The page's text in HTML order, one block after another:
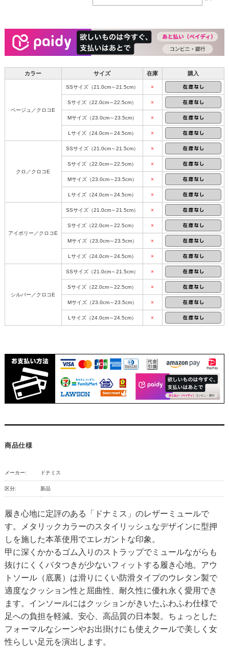
カラー サイズ 在庫 購入
ベージュ／クロコE
SSサイズ（21.0cm～21.5cm） ×
Sサイズ（22.0cm～22.5cm） ×
Mサイズ（23.0cm～23.5cm） ×
Lサイズ（24.0cm～24.5cm） ×
クロ／クロコE
SSサイズ（21.0cm～21.5cm） ×
Sサイズ（22.0cm～22.5cm） ×
Mサイズ（23.0cm～23.5cm） ×
Lサイズ（24.0cm～24.5cm） ×
アイボリー／クロコE
SSサイズ（21.0cm～21.5cm） ×
Sサイズ（22.0cm～22.5cm） ×
Mサイズ（23.0cm～23.5cm） ×
Lサイズ（24.0cm～24.5cm） ×
シルバー／クロコE
SSサイズ（21.0cm～21.5cm） ×
Sサイズ（22.0cm～22.5cm） ×
Mサイズ（23.0cm～23.5cm） ×
Lサイズ（24.0cm～24.5cm） ×
商品仕様
メーカー: ドナミス
区分: 新品
履き心地に定評のある「ドナミス」のレザーミュールで
す。メタリックカラーのスタイリッシュなデザインに型押
しを施した本革使用でエレガントな印象。
甲に深くかかるゴム入りのストラップでミュールながらも
抜けにくくバタつきが少ないフィットする履き心地。アウ
トソール（底裏）は滑りにくい防滑タイプのウレタン製で
適度なクッション性と屈曲性、耐久性に優れ永く愛用でき
ます。インソールにはクッションがきいたふわふわ仕様で
足への負担を軽減。安心、高品質の日本製。ちょっとした
フォーマルなシーンやお出掛けにも使えクールで美しく女
性らしい足元を演出します。